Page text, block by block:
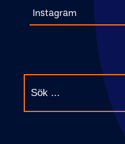
Instagram